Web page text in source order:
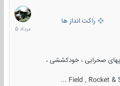
راکت انداز ها
صحرایی ، خودکششی ،
Field , Rocket
9
مرداد
1405